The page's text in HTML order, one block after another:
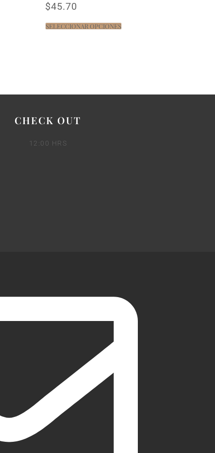
$45.70
SELECCIONAR OPCIONES
CHECK OUT
12:00 HRS